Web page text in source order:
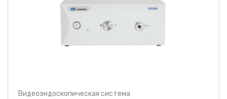
Видеоэндоскопическая система